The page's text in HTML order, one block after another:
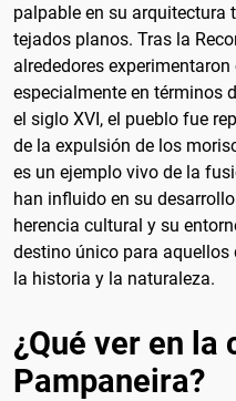
palpable en su arquitectura
tejados planos. Tras la
alrededores
especialmente en términos
el siglo XVI, el pueblo fue
de la expulsión de los
es un ejemplo vivo de la
han influido en su
herencia cultural y su
destino único para
la historia y la naturaleza.
¿Qué ver en la
Pampaneira?